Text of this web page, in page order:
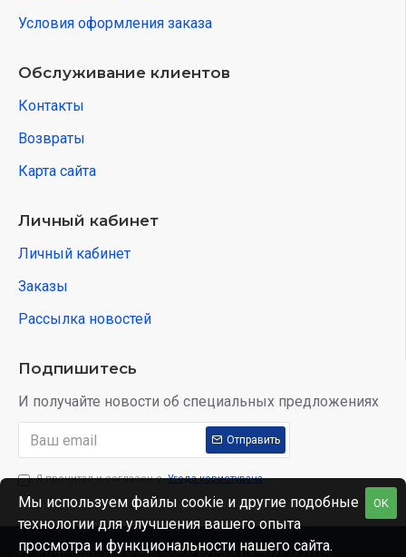
Условия оформления заказа
Обслуживание клиентов
Контакты
Возвраты
Карта сайта
Личный кабинет
Личный кабинет
Заказы
Рассылка новостей
Подпишитесь
И получайте новости об специальных предложениях
Отправить
Я прочитал и согласен с Угода користувача
OK
Мы используем файлы cookie и другие подобные
технологии для улучшения вашего опыта
просмотра и функциональности нашего сайта.